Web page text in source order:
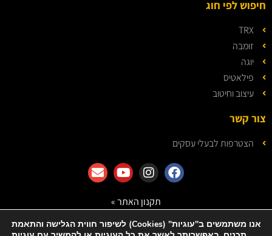
חיפוש לפי חוג
TRX
זומבה
יוגה
פילאטיס
עיצוב וחיטוב
צור קשר
הצטרפות לבעלי עסקים
תקנון האתר »
מדיניות הפרטיות »אנו משתמשים ב"עוגיות" (Cookies) לשיפור חווית הגלישה והתאמת